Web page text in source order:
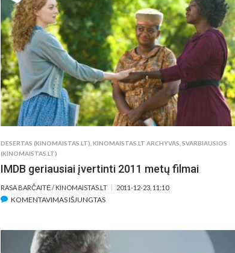
ZOOLOGIJOS
SODĄ“
–
FILMAS
SU
SODU,
BET
BE
GYVŪNŲ
DESERTAS (KINOMAISTAS.LT) ,KINOMAISTAS.LT ARCHYVAS ,SVARBIAUSIOS
(KINOMAISTAS.LT)
IMDB geriausiai įvertinti 2011 metų filmai
RASA BARČAITĖ / KINOMAISTAS.LT 2011-12-23, 11:10
KOMENTAVIMAS IŠJUNGTASĮRAŠE
ĮVERTINTI
2011